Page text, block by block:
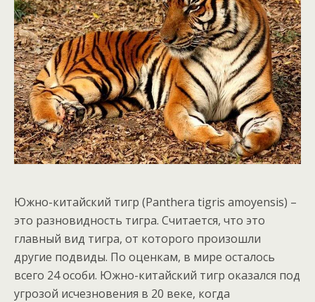
Южно-китайский тигр (Panthera tigris amoyensis) –
это разновидность тигра. Считается, что это
главный вид тигра, от которого произошли
другие подвиды. По оценкам, в мире осталось
всего 24 особи. Южно-китайский тигр оказался под
угрозой исчезновения в 20 веке, когда